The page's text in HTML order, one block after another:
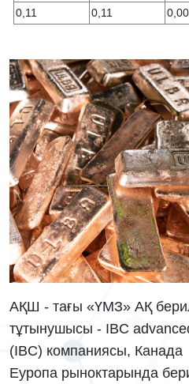
0,11
0,11
АҚШ - тағы «ҮМЗ» АҚ
тұтынушысы - IBC
(IBC) компаниясы, Канада
Еуропа рыноктарында